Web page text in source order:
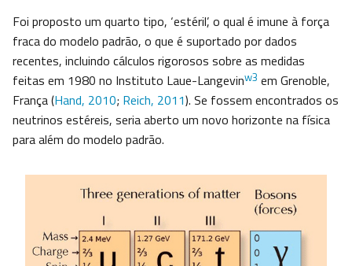
Foi proposto um quarto tipo, ‘estéril’, o qual é imune à força
fraca do modelo padrão, o que é suportado por dados
recentes, incluindo cálculos rigorosos sobre as medidas
feitas em 1980 no Instituto Laue-Langevinw3 em Grenoble,
França (Hand, 2010; Reich, 2011). Se fossem encontrados os
neutrinos estéreis, seria aberto um novo horizonte na física
para além do modelo padrão.